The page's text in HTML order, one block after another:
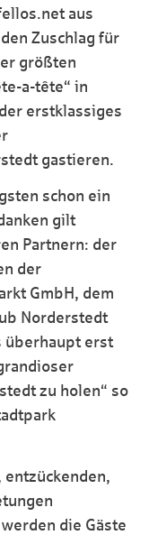
aus
Zuschlag für
größten
a-tête“ in
erstklassiges
gastieren.
schon ein
gilt
Partnern: der
der
GmbH, dem
Norderstedt
überhaupt erst
zu holen“ so
entzückenden,
die Gäste